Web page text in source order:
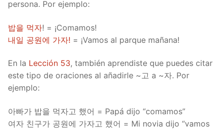
persona. Por ejemplo:
밥을 먹자! = ¡Comamos!
내일 공원에 가자! = ¡Vamos al parque mañana!
En la Lección 53, también aprendiste que puedes citar
este tipo de oraciones al añadirle ~고 a ~자. Por
ejemplo:
아빠가 밥을 먹자고 했어 = Papá dijo “comamos”
여자 친구가 공원에 가자고 했어 = Mi novia dijo “vamos